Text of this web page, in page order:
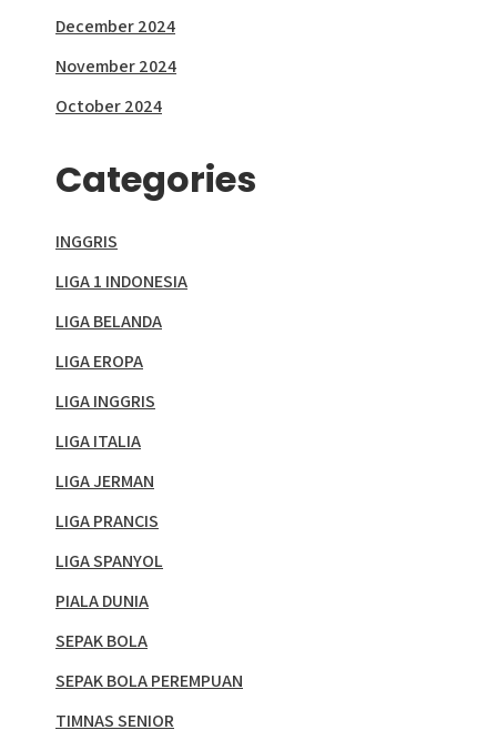
December 2024
November 2024
October 2024
Categories
INGGRIS
LIGA 1 INDONESIA
LIGA BELANDA
LIGA EROPA
LIGA INGGRIS
LIGA ITALIA
LIGA JERMAN
LIGA PRANCIS
LIGA SPANYOL
PIALA DUNIA
SEPAK BOLA
SEPAK BOLA PEREMPUAN
TIMNAS SENIOR